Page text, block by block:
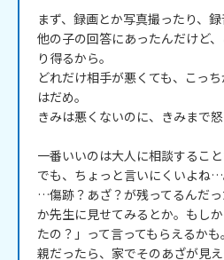
まず、録画とか写真撮ったり、録
他の子の回答にあったんだけど
り得るから。
どれだけ相手が悪くても、こっ
はだめ。
きみは悪くないのに、きみまで
一番いいのは大人に相談すること
でも、ちょっと言いにくいよね…
…傷跡？あざ？が残ってるんだ
か先生に見せてみるとか。もし
たの？」って言ってもらえるかも。
親だったら、家でそのあざが見